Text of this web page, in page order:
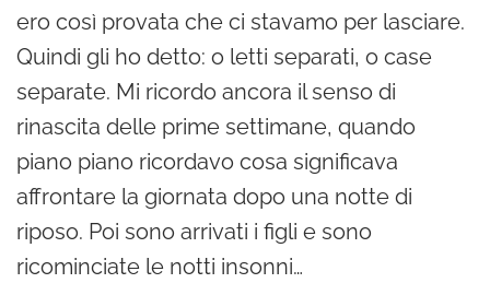
ero così provata che ci stavamo per lasciare.
Quindi gli ho detto: o letti separati, o case
separate. Mi ricordo ancora il senso di
rinascita delle prime settimane, quando
piano piano ricordavo cosa significava
affrontare la giornata dopo una notte di
riposo. Poi sono arrivati i figli e sono
ricominciate le notti insonni…